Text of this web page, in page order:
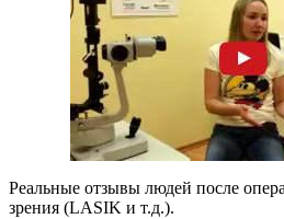
Реальные отзывы людей после
зрения (LASIK и т.д.).